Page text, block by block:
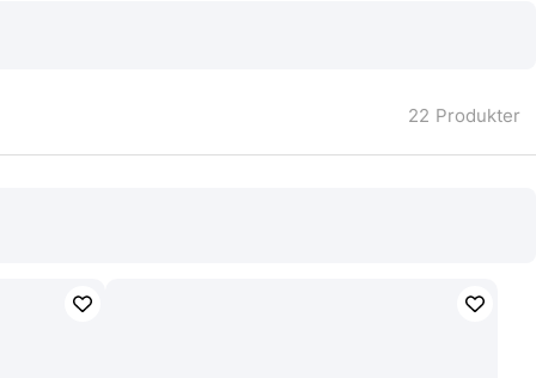
22 Produkter